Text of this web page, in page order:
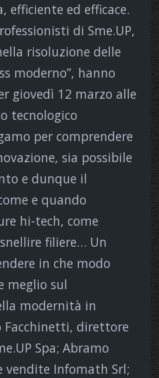
ed efficace.
di Sme.UP,
risoluzione delle
moderno”, hanno
giovedì 12 marzo alle
tecnologico
per comprendere
sia possibile
e dunque il
e quando
hi-tech, come
filiere… Un
in che modo
meglio sul
modernità in
Facchinetti, direttore
Spa; Abramo
vendite Infomath Srl;